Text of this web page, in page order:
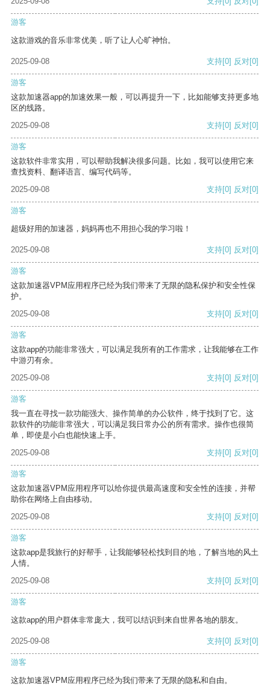
游客
这款游戏的音乐非常优美，听了让人心旷神怡。
2025-09-08 支持[0] 反对[0]
游客
这款加速器app的加速效果一般，可以再提升一下，比如能够支持更多地
区的线路。
2025-09-08
支持[0] 反对[0]
游客
这款软件非常实用，可以帮助我解决很多问题。比如，我可以使用它来
查找资料、翻译语言、编写代码等。
2025-09-08
支持[0] 反对[0]
游客
超级好用的加速器，妈妈再也不用担心我的学习啦！
2025-09-08 支持[0] 反对[0]
游客
这款加速器VPM应用程序已经为我们带来了无限的隐私保护和安全性保
护。
2025-09-08
支持[0] 反对[0]
游客
这款app的功能非常强大，可以满足我所有的工作需求，让我能够在工作
中游刃有余。
2025-09-08
支持[0] 反对[0]
游客
我一直在寻找一款功能强大、操作简单的办公软件，终于找到了它。这
款软件的功能非常强大，可以满足我日常办公的所有需求。操作也很简
单，即使是小白也能快速上手。
2025-09-08
支持[0] 反对[0]
游客
这款加速器VPM应用程序可以给你提供最高速度和安全性的连接，并帮
助你在网络上自由移动。
2025-09-08
支持[0] 反对[0]
游客
这款app是我旅行的好帮手，让我能够轻松找到目的地，了解当地的风土
人情。
2025-09-08
支持[0] 反对[0]
游客
这款app的用户群体非常庞大，我可以结识到来自世界各地的朋友。
2025-09-08 支持[0] 反对[0]
游客
这款加速器VPM应用程序已经为我们带来了无限的隐私和自由。